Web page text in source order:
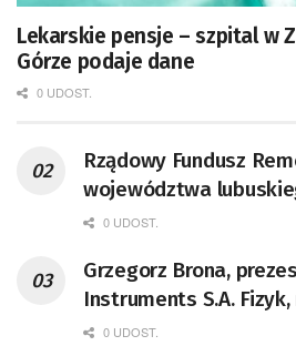
Lekarskie pensje – szpital w
Górze podaje dane
0 UDOST.
Rządowy Fundusz
województwa
0 UDOST.
Grzegorz Brona,
Instruments S.A. Fizyk, naukowiec, były
pracownik CERN w
0 UDOST.